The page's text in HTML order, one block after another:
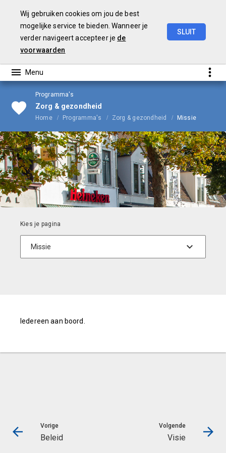
Wij gebruiken cookies om jou de best
mogelijke service te bieden. Wanneer je
verder navigeert accepteer je de
voorwaarden
SLUIT
Programma's
Zorg & gezondheid
Home Programma's Zorg & gezondheid Missie
Iedereen aan boord.
Vorige
Beleid
Volgende
Visie